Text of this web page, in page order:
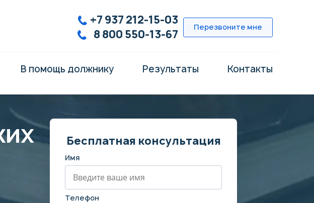
+7 937 212-15-03
8 800 550-13-67
Перезвоните мне
В помощь должнику Результаты Контакты
Бесплатная консультация
Имя
Телефон